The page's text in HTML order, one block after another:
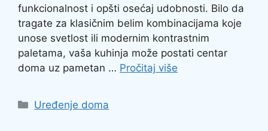
funkcionalnost i opšti osećaj udobnosti. Bilo da
tragate za klasičnim belim kombinacijama koje
unose svetlost ili modernim kontrastnim
paletama, vaša kuhinja može postati centar
doma uz pametan … Pročitaj više
Categories
Uređenje doma